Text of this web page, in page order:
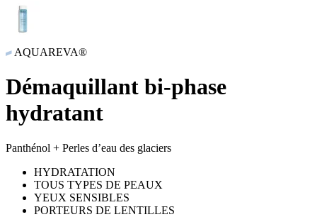
AQUAREVA®
Démaquillant bi-phase
hydratant
Panthénol + Perles d’eau des glaciers
HYDRATATION
TOUS TYPES DE PEAUX
YEUX SENSIBLES
PORTEURS DE LENTILLES